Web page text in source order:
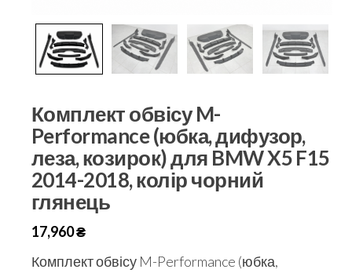
Комплект обвісу M-
Performance (юбка, дифузор,
леза, козирок) для BMW X5 F15
2014-2018, колір чорний
глянець
17,960₴
Комплект обвісу M-Performance (юбка,